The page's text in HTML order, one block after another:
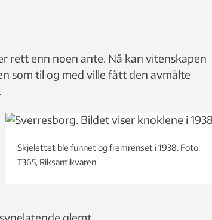
rett enn noen ante. Nå kan vitenskapen
som til og med ville fått den avmålte
Skjelettet ble funnet og fremrenset i 1938. Foto:
T365, Riksantikvaren
glemt.